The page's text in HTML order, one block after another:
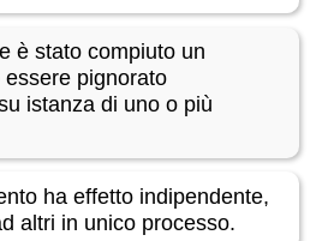
è stato compiuto un
pignorato
istanza di uno o più
ha effetto indipendente,
altri in unico processo.